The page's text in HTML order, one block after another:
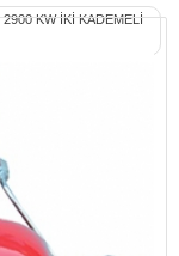
KW İKİ KADEMELİ